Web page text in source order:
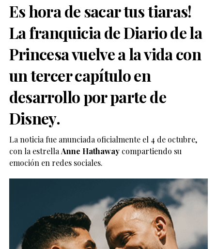
Es hora de sacar tus tiaras!
La franquicia de Diario de la
Princesa vuelve a la vida con
un tercer capítulo en
desarrollo por parte de
Disney.
La noticia fue anunciada oficialmente el 4 de octubre,
con la estrellaAnne Hathawaycompartiendo su
emoción en redes sociales.